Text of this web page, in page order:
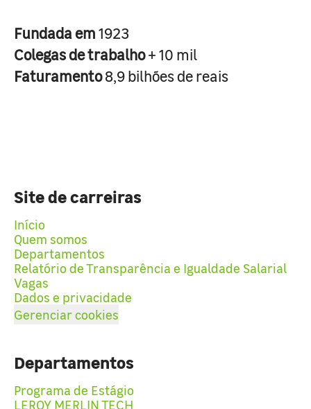
Fundada em1923
Colegas de trabalho+ 10 mil
Faturamento8,9 bilhões de reais
Site de carreiras
Início
Quem somos
Departamentos
Relatório de Transparência e Igualdade Salarial
Vagas
Dados e privacidade
Gerenciar cookies
Departamentos
Programa de Estágio
LEROY MERLIN TECH